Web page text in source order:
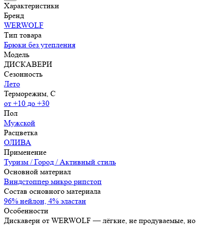
Характеристики
Бренд
WERWOLF
Тип товара
Брюки без утепления
Модель
ДИСКАВЕРИ
Сезонность
Лето
Терморежим, C
от +10 до +30
Пол
Мужской
Расцветка
ОЛИВА
Применение
Туризм / Город / Активный стиль
Основной материал
Виндстоппер микро рипстоп
Состав основного материала
96% нейлон, 4% эластан
Особенности
Дискавери от WERWOLF — лёгкие, не продуваемые, но